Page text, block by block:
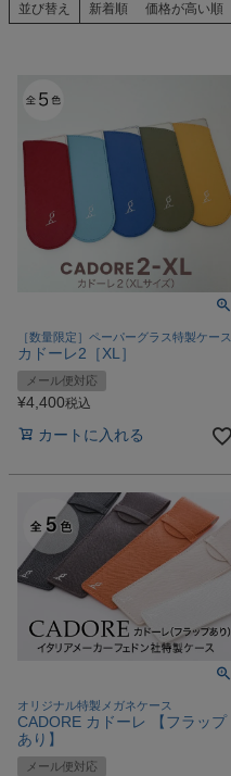
並び替え 新着順 価格が高い順
［数量限定］ペーパーグラス特製ケース
カドーレ2［XL］
メール便対応
¥4,400税込
カートに入れる
オリジナル特製メガネケース
CADORE カドーレ 【フラップ
あり】
メール便対応